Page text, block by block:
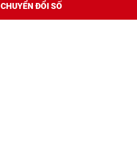
CHUYỂN ĐỔI SỐ